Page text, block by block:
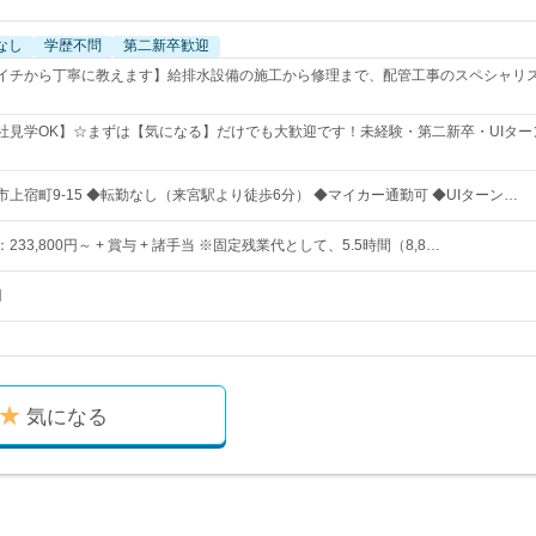
し 学歴不問
第二新卒歓迎
チから丁寧に教えます】給排水設備の施工から修理まで、配管工事のスペシャ
見学OK】☆まずは【気になる】だけでも大歓迎です！未経験・第二新卒・UIタ
上宿町9-15 ◆転勤なし（来宮駅より徒歩6分） ◆マイカー通勤可 ◆UIターン…
233,800円～ + 賞与 + 諸手当 ※固定残業代として、5.5時間（8,8…
気になる